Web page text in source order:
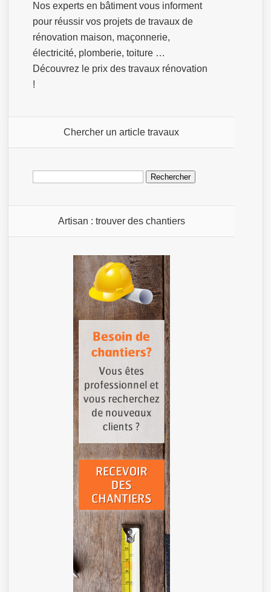
Nos experts en bâtiment vous informent
pour réussir vos projets de travaux de
rénovation maison, maçonnerie,
électricité, plomberie, toiture …
Découvrez le prix des travaux rénovation
!
Chercher un article travaux
Rechercher :
Artisan : trouver des chantiers